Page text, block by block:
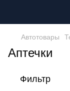
Автотовары
Аптечки
Фильтр